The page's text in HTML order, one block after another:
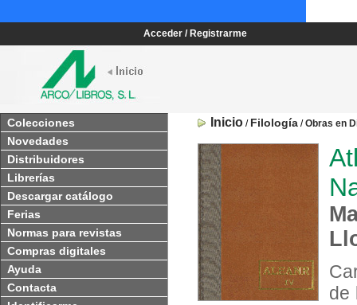
Acceder / Registrarme
Colecciones
Novedades
Distribuidores
Librerías
Descargar catálogo
Ferias
Normas para revistas
Compras digitales
Ayuda
Contacta
Inicio / Filología /Obras en
de